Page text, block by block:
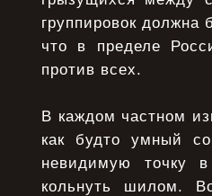
группировок должна
что в пределе
против всех.
В каждом частном
как будто умный
невидимую точку
кольнуть шилом.